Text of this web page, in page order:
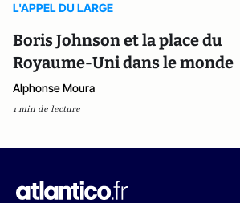
L'APPEL DU LARGE
Boris Johnson et la place du
Royaume-Uni dans le monde
Alphonse Moura
1 min de lecture